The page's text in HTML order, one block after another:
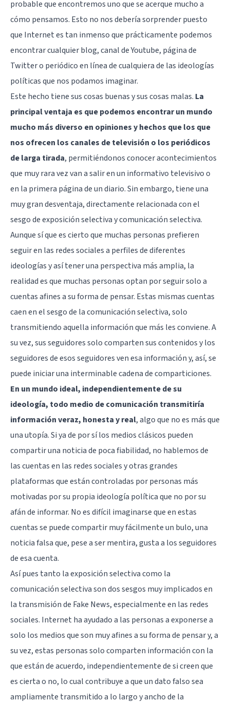
probable que encontremos uno que se acerque mucho a
cómo pensamos. Esto no nos debería sorprender puesto
que Internet es tan inmenso que prácticamente podemos
encontrar cualquier blog, canal de Youtube, página de
Twitter o periódico en línea de cualquiera de las ideologías
políticas que nos podamos imaginar.
Este hecho tiene sus cosas buenas y sus cosas malas. La
principal ventaja es que podemos encontrar un mundo
mucho más diverso en opiniones y hechos que los que
nos ofrecen los canales de televisión o los periódicos
de larga tirada, permitiéndonos conocer acontecimientos
que muy rara vez van a salir en un informativo televisivo o
en la primera página de un diario. Sin embargo, tiene una
muy gran desventaja, directamente relacionada con el
sesgo de exposición selectiva y comunicación selectiva.
Aunque sí que es cierto que muchas personas prefieren
seguir en las redes sociales a perfiles de diferentes
ideologías y así tener una perspectiva más amplia, la
realidad es que muchas personas optan por seguir solo a
cuentas afines a su forma de pensar. Estas mismas cuentas
caen en el sesgo de la comunicación selectiva, solo
transmitiendo aquella información que más les conviene. A
su vez, sus seguidores solo comparten sus contenidos y los
seguidores de esos seguidores ven esa información y, así, se
puede iniciar una interminable cadena de comparticiones.
En un mundo ideal, independientemente de su
ideología, todo medio de comunicación transmitiría
información veraz, honesta y real, algo que no es más que
una utopía. Si ya de por sí los medios clásicos pueden
compartir una noticia de poca fiabilidad, no hablemos de
las cuentas en las redes sociales y otras grandes
plataformas que están controladas por personas más
motivadas por su propia ideología política que no por su
afán de informar. No es difícil imaginarse que en estas
cuentas se puede compartir muy fácilmente un bulo, una
noticia falsa que, pese a ser mentira, gusta a los seguidores
de esa cuenta.
Así pues tanto la exposición selectiva como la
comunicación selectiva son dos sesgos muy implicados en
la transmisión de Fake News, especialmente en las redes
sociales. Internet ha ayudado a las personas a exponerse a
solo los medios que son muy afines a su forma de pensar y, a
su vez, estas personas solo comparten información con la
que están de acuerdo, independientemente de si creen que
es cierta o no, lo cual contribuye a que un dato falso sea
ampliamente transmitido a lo largo y ancho de la